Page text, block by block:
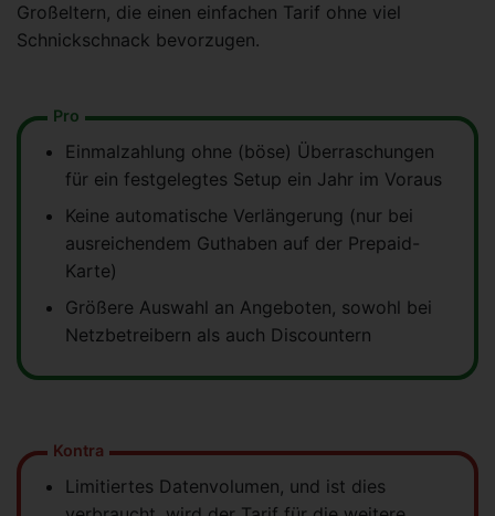
Großeltern, die einen einfachen Tarif ohne viel
Schnickschnack bevorzugen.
Pro
Einmalzahlung ohne (böse) Überraschungen
für ein festgelegtes Setup ein Jahr im Voraus
Keine automatische Verlängerung (nur bei
ausreichendem Guthaben auf der Prepaid-
Karte)
Größere Auswahl an Angeboten, sowohl bei
Netzbetreibern als auch Discountern
Kontra
Limitiertes Datenvolumen, und ist dies